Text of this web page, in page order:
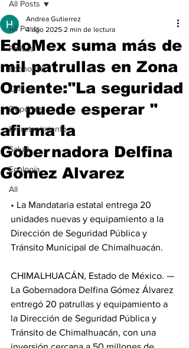
All Posts
Política
Economía
Cultura
Deportes
Entretenimiento
Salud
Ecología
All
All Posts
EdoMex suma más de
mil patrullas en Zona
Oriente:"La seguridad
no puede esperar "
afirma la
Gobernadora Delfina
Gómez Alvarez
Andrea Gutierrez
4 ago 2025 2 min de lectura
• La Mandataria estatal entrega 20
unidades nuevas y equipamiento a la
Dirección de Seguridad Pública y
Tránsito Municipal de Chimalhuacán.
CHIMALHUACÁN, Estado de México. —
La Gobernadora Delfina Gómez Álvarez
entregó 20 patrullas y equipamiento a
la Dirección de Seguridad Pública y
Tránsito de Chimalhuacán, con una